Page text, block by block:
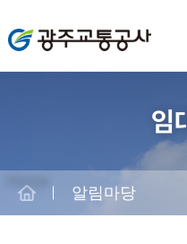
광주교통공사
임
알림마당